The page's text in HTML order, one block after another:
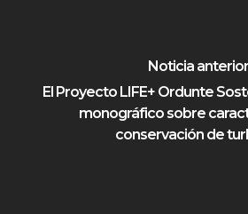
Noticia anterior
El Proyecto LIFE+ Ordunte
monográfico sobre
conservación de